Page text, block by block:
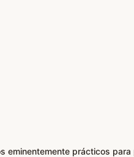
eminentemente prácticos